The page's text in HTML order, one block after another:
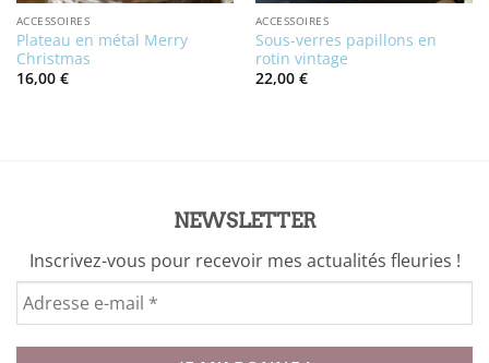
ACCESSOIRES
Plateau en métal Merry
Christmas
16,00 €
ACCESSOIRES
Sous-verres papillons en
rotin vintage
22,00 €
NEWSLETTER
Inscrivez-vous pour recevoir mes actualités fleuries !